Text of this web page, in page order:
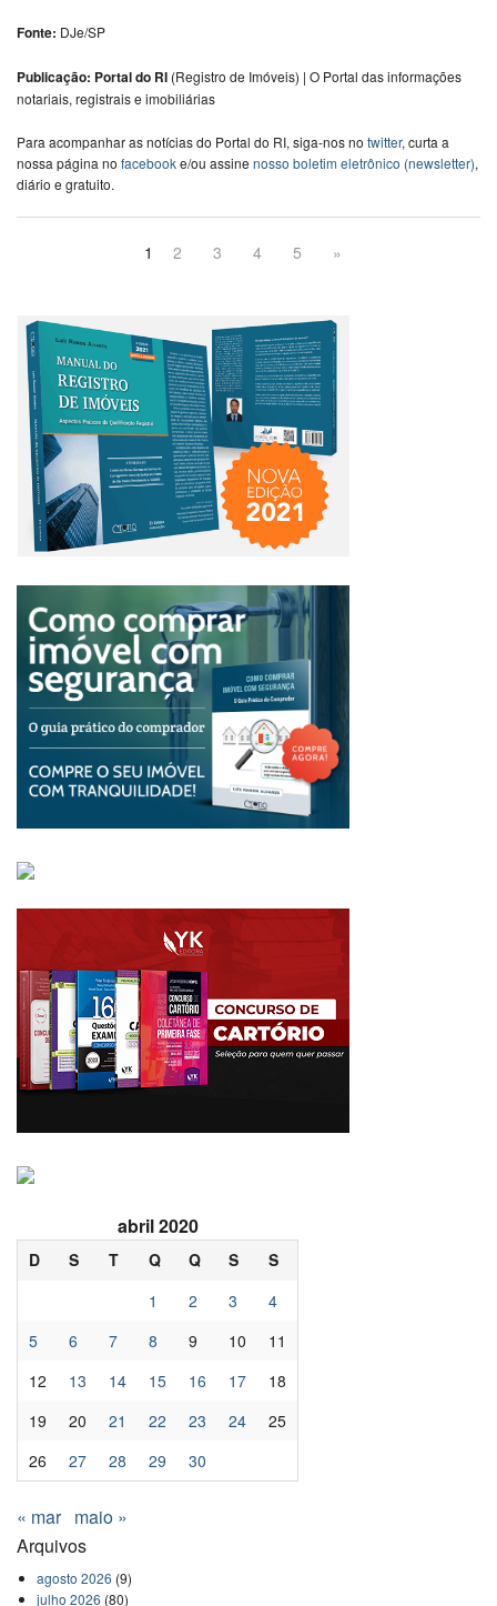
Fonte: DJe/SP
Publicação: Portal do RI (Registro de Imóveis) | O Portal das informações
notariais, registrais e imobiliárias
Para acompanhar as notícias do Portal do RI, siga-nos no twitter, curta a
nossa página no facebooke/ou assine nosso boletim eletrônico (newsletter),
diário e gratuito.
1 2 3 4 5 »
abril 2020
D S T Q Q S
S
1
2 3
4
5
6 7 8 9 10
11
12
13 14 15 16 17
18
19
20 21 22 23 24
25
26
27 28 29 30
« mar maio »
Arquivos
agosto 2026 (9)
julho 2026 (80)